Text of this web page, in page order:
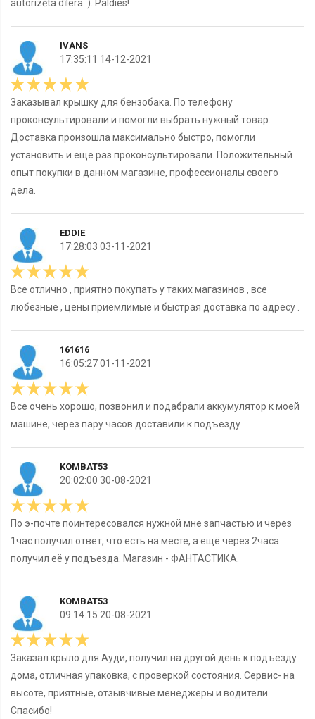
autorizēta dīlera :). Paldies!
IVANS
17:35:11 14-12-2021
Заказывал крышку для бензобака. По телефону
проконсультировали и помогли выбрать нужный товар.
Доставка произошла максимально быстро, помогли
установить и еще раз проконсультировали. Положительный
опыт покупки в данном магазине, профессионалы своего
дела.
EDDIE
17:28:03 03-11-2021
Все отлично , приятно покупать у таких магазинов , все
любезные , цены приемлимые и быстрая доставка по адресу .
161616
16:05:27 01-11-2021
Все очень хорошо, позвонил и подабрали аккумулятор к моей
машине, через пару часов доставили к подъезду
KOMBAT53
20:02:00 30-08-2021
По э-почте поинтересовался нужной мне запчастью и через
1час получил ответ, что есть на месте, а ещё через 2часа
получил её у подъезда. Магазин - ФАНТАСТИКА.
KOMBAT53
09:14:15 20-08-2021
Заказал крыло для Ауди, получил на другой день к подъезду
дома, отличная упаковка, с проверкой состояния. Сервис- на
высоте, приятные, отзывчивые менеджеры и водители.
Спасибо!